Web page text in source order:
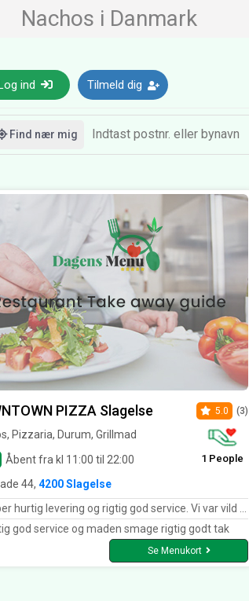
Nachos i Danmark
ind Tilmeld dig
Find nær mig
PIZZA Slagelse
Pizzaria, Durum, Grillmad
Åbent fra kl 11:00 til 22:00
5.0 (3)
1 People
44, 4200 Slagelse
hurtig levering og rigtig god service. Vi var vild med jeres manaish👌👌👌
god service og maden smage rigtig godt tak
Se Menukort